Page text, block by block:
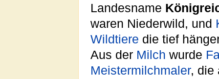
Landesname
waren Niederwild, und
Wildtiere die tief
Aus der Milch wurde
Meistermilchmaler, die